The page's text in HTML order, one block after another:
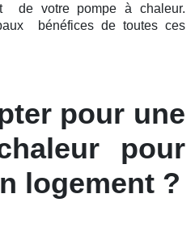
de votre pompe à chaleur.
bénéfices de toutes ces
pour une
pour
logement ?